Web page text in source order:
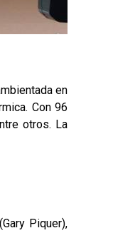
en
Con 96
otros. La
Piquer),